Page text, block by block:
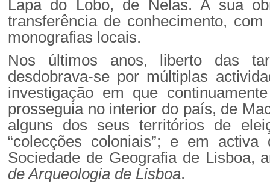
Lapa do Lobo, de Nelas. A sua
transferência de conhecimento,
monografias locais.
Nos últimos anos, liberto das
desdobrava-se por múltiplas
investigação em que
prosseguia no interior do país, de
alguns dos seus territórios de
“colecções coloniais”; e em
Sociedade de Geografia de Lisboa,
de Arqueologia de Lisboa.